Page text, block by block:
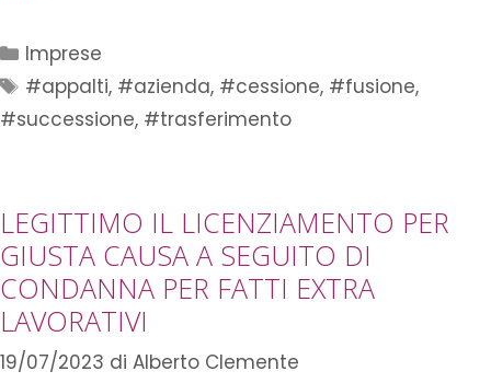
Imprese
#appalti, #azienda, #cessione, #fusione,
#successione, #trasferimento
LEGITTIMO IL LICENZIAMENTO PER
GIUSTA CAUSA A SEGUITO DI
CONDANNA PER FATTI EXTRA
LAVORATIVI
19/07/2023 di Alberto Clemente